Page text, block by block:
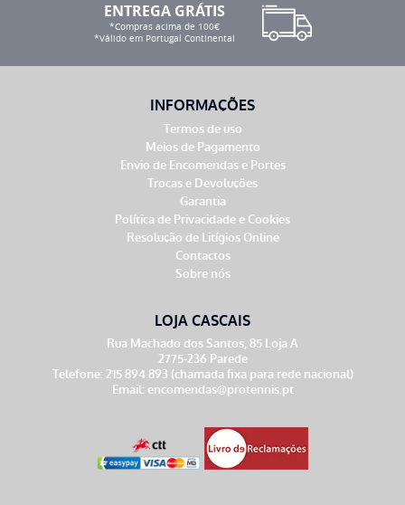
ENTREGA GRÁTIS
*Compras acima de 100€
*Válido em Portugal Continental
INFORMAÇÕES
Termos de uso
Meios de Pagamento
Envio de Encomendas e Portes
Trocas e Devoluções
Garantia
Política de Privacidade e Cookies
Resolução de Litígios Online
Contactos
Sobre nós
LOJA CASCAIS
Rua Machado dos Santos, 85 Loja A
2775-236 Parede
Telefone: 215 894 893 (chamada fixa para rede nacional)
Email: encomendas@protennis.pt